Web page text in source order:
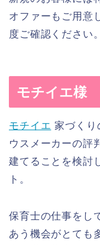
オファーもご用意
度ご確認ください。
モチイエ様
モチイエ 家づくり
ウスメーカーの評
建てることを検討
ト。
保育士の仕事をし
あう機会がとても